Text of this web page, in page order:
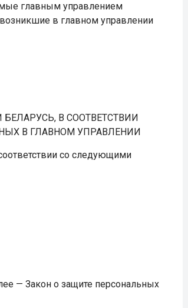
главным управлением
в главном управлении
В СООТВЕТСТВИИ
В ГЛАВНОМ УПРАВЛЕНИИ
со следующими
— Закон о защите персональных